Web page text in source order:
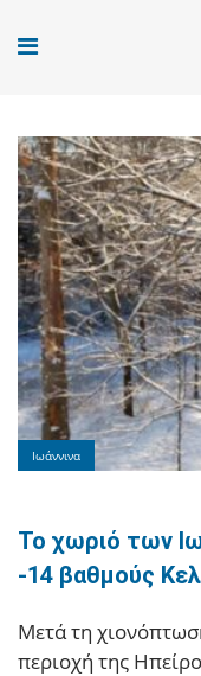
Ιωάννινα
Το χωριό των
-14 βαθμούς
Μετά τη
περιοχή της